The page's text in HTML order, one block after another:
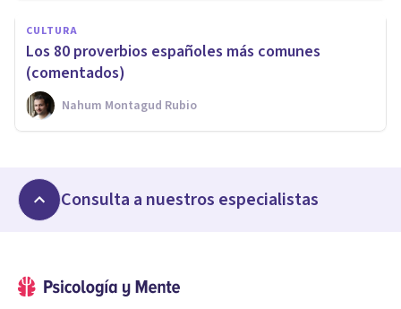
CULTURA
Los 80 proverbios españoles más comunes
(comentados)
Nahum Montagud Rubio
Consulta a nuestros especialistas